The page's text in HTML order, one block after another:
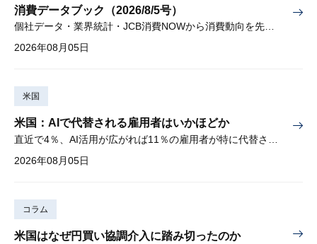
消費データブック（2026/8/5号）
個社データ・業界統計・JCB消費NOWから消費動向を先取り
2026年08月05日
米国
米国：AIで代替される雇用者はいかほどか
2026年08月05日
コラム
米国はなぜ円買い協調介入に踏み切ったのか